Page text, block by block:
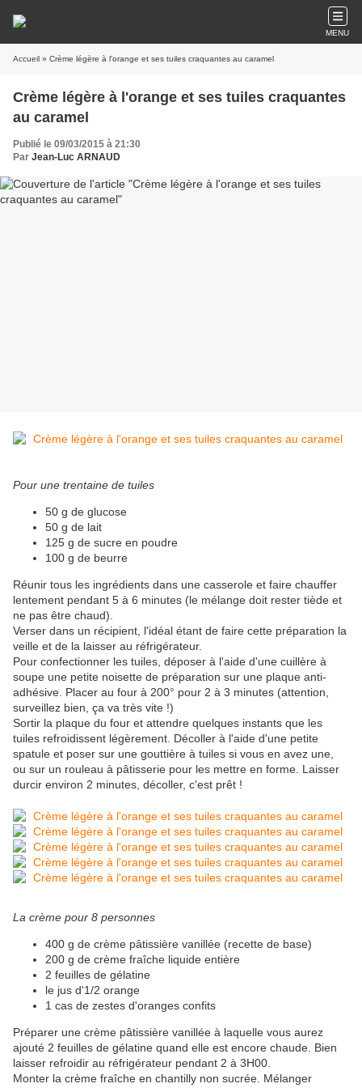
MENU
Accueil » Crème légère à l'orange et ses tuiles craquantes au caramel
Crème légère à l'orange et ses tuiles craquantes
au caramel
Publié le 09/03/2015 à 21:30
Par Jean-Luc ARNAUD
Pour une trentaine de tuiles
50 g de glucose
50 g de lait
125 g de sucre en poudre
100 g de beurre
Réunir tous les ingrédients dans une casserole et faire chauffer
lentement pendant 5 à 6 minutes (le mélange doit rester tiède et
ne pas être chaud).
Verser dans un récipient, l'idéal étant de faire cette préparation la
veille et de la laisser au réfrigérateur.
Pour confectionner les tuiles, déposer à l'aide d'une cuillère à
soupe une petite noisette de préparation sur une plaque anti-
adhésive. Placer au four à 200° pour 2 à 3 minutes (attention,
surveillez bien, ça va très vite !)
Sortir la plaque du four et attendre quelques instants que les
tuiles refroidissent légèrement. Décoller à l'aide d'une petite
spatule et poser sur une gouttière à tuiles si vous en avez une,
ou sur un rouleau à pâtisserie pour les mettre en forme. Laisser
durcir environ 2 minutes, décoller, c'est prêt !
La crème pour 8 personnes
400 g de crème pâtissière vanillée (recette de base)
200 g de crème fraîche liquide entière
2 feuilles de gélatine
le jus d'1/2 orange
1 cas de zestes d'oranges confits
Préparer une crème pâtissière vanillée à laquelle vous aurez
ajouté 2 feuilles de gélatine quand elle est encore chaude. Bien
laisser refroidir au réfrigérateur pendant 2 à 3H00.
Monter la crème fraîche en chantilly non sucrée. Mélanger